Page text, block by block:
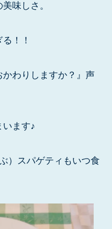
味しさ。
！！
わりしますか？』声
ます♪
）スパゲティもいつ食